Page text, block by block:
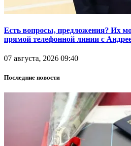
Есть вопросы, предложения? Их
прямой телефонной линии с
07 августа, 2026 09:40
Последние новости